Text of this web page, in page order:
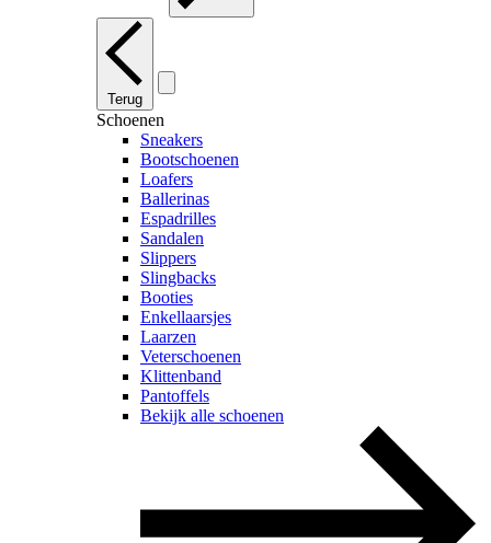
Terug
Schoenen
Sneakers
Bootschoenen
Loafers
Ballerinas
Espadrilles
Sandalen
Slippers
Slingbacks
Booties
Enkellaarsjes
Laarzen
Veterschoenen
Klittenband
Pantoffels
Bekijk alle schoenen